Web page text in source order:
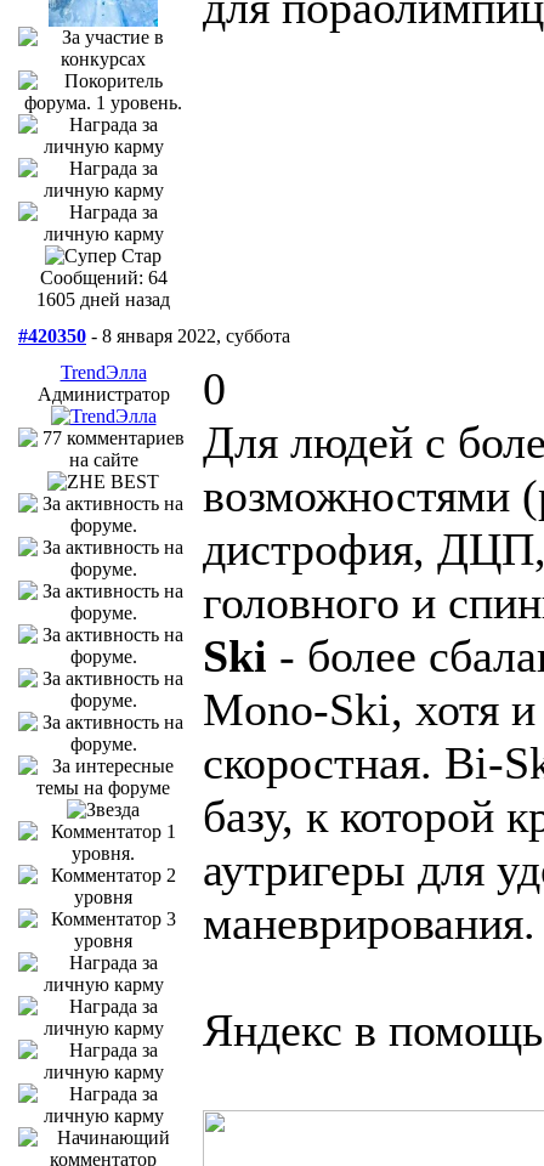
Сообщений: 64
1605 дней назад
#420350 - 8 января 2022, суббота
TrendЭлла
Администратор
0
Для людей с
возможностями
дистрофия, ДЦП,
головного и
Ski - более
Mono-Ski, хотя
скоростная. Bi-
базу, к которой
аутригеры для
маневрирования.
Яндекс в